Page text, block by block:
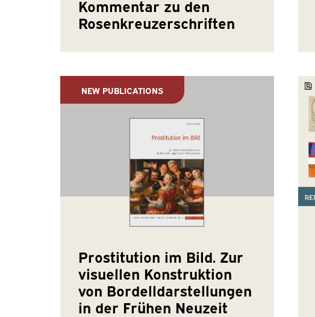
Kommentar zu den
Rosenkreuzerschriften
NEW PUBLICATIONS
Prostitution im Bild. Zur
visuellen Konstruktion
von Bordelldarstellungen
in der Frühen Neuzeit